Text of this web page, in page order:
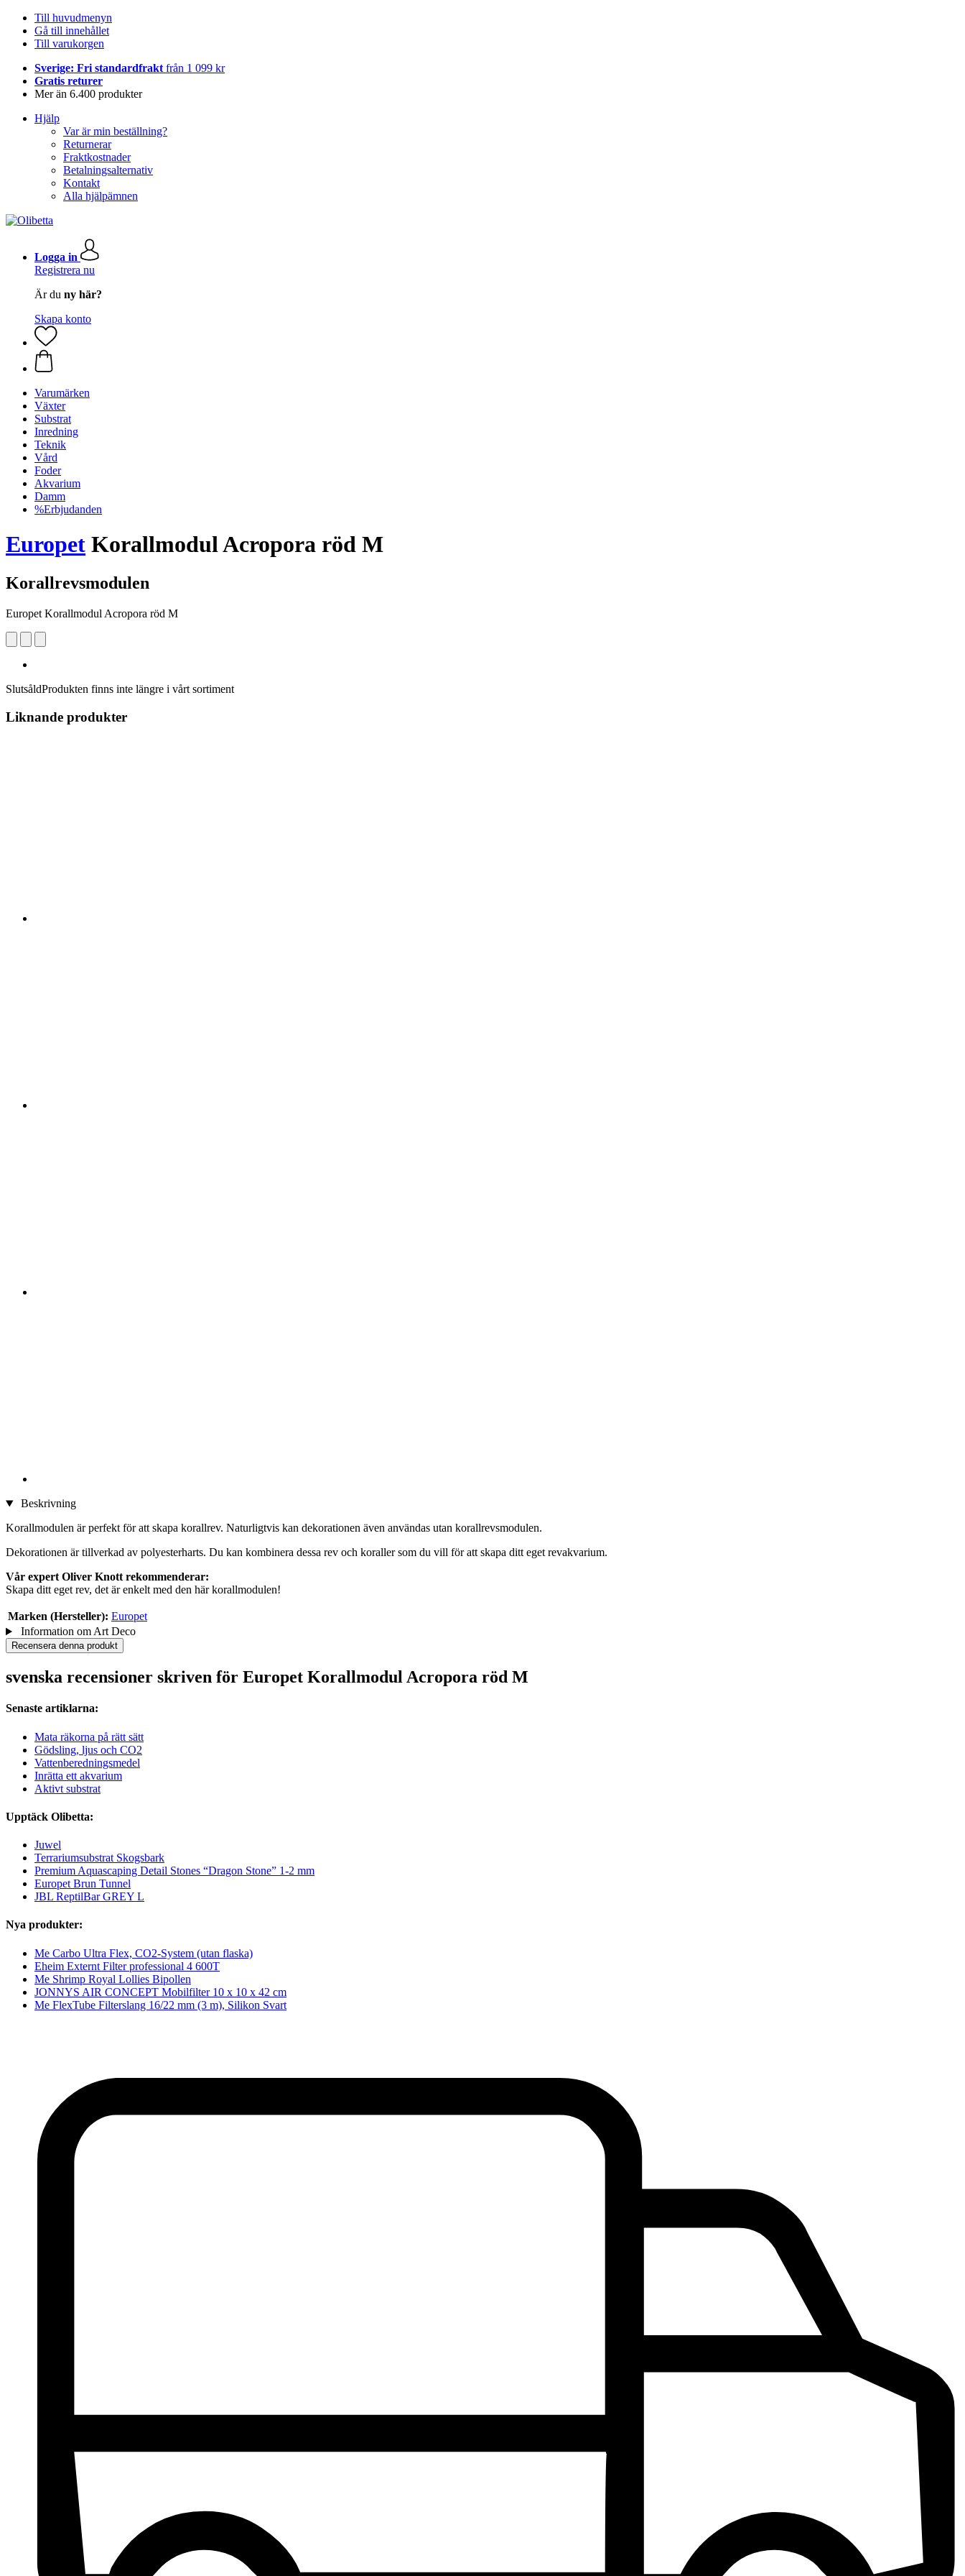
Till huvudmenyn
Gå till innehållet
Till varukorgen
Sverige: Fri standardfrakt från 1 099 kr
Gratis returer
Mer än 6.400 produkter
Hjälp
Var är min beställning?
Returnerar
Fraktkostnader
Betalningsalternativ
Kontakt
Alla hjälpämnen
Logga in
Registrera nu
Är du ny här?
Skapa konto
Varumärken
Växter
Substrat
Inredning
Teknik
Vård
Foder
Akvarium
Damm
%Erbjudanden
Europet Korallmodul Acropora röd M
Korallrevsmodulen
Europet Korallmodul Acropora röd M
SlutsåldProdukten finns inte längre i vårt sortiment
Liknande produkter
Beskrivning
Korallmodulen är perfekt för att skapa korallrev. Naturligtvis kan dekorationen även användas utan korallrevsmodulen.
Dekorationen är tillverkad av polyesterharts. Du kan kombinera dessa rev och koraller som du vill för att skapa ditt eget revakvarium.
Vår expert Oliver Knott rekommenderar:
Skapa ditt eget rev, det är enkelt med den här korallmodulen!
Marken (Hersteller): Europet
Information om Art Deco
Recensera denna produkt
svenska recensioner skriven för Europet Korallmodul Acropora röd M
Senaste artiklarna:
Mata räkorna på rätt sätt
Gödsling, ljus och CO2
Vattenberedningsmedel
Inrätta ett akvarium
Aktivt substrat
Upptäck Olibetta:
Juwel
Terrariumsubstrat Skogsbark
Premium Aquascaping Detail Stones “Dragon Stone” 1-2 mm
Europet Brun Tunnel
JBL ReptilBar GREY L
Nya produkter:
Me Carbo Ultra Flex, CO2-System (utan flaska)
Eheim Externt Filter professional 4 600T
Me Shrimp Royal Lollies Bipollen
JONNYS AIR CONCEPT Mobilfilter 10 x 10 x 42 cm
Me FlexTube Filterslang 16/22 mm (3 m), Silikon Svart